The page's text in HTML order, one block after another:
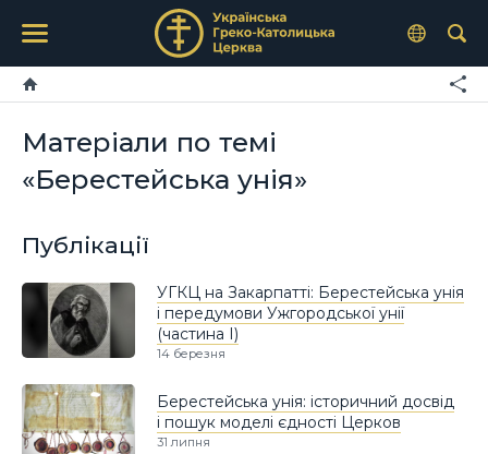
Матеріали по темі
«Берестейська унія»
Публікації
УГКЦ на Закарпатті: Берестейська унія
і передумови Ужгородської унії
(частина І)
14 березня
Берестейська унія: історичний досвід
і пошук моделі єдності Церков
31 липня